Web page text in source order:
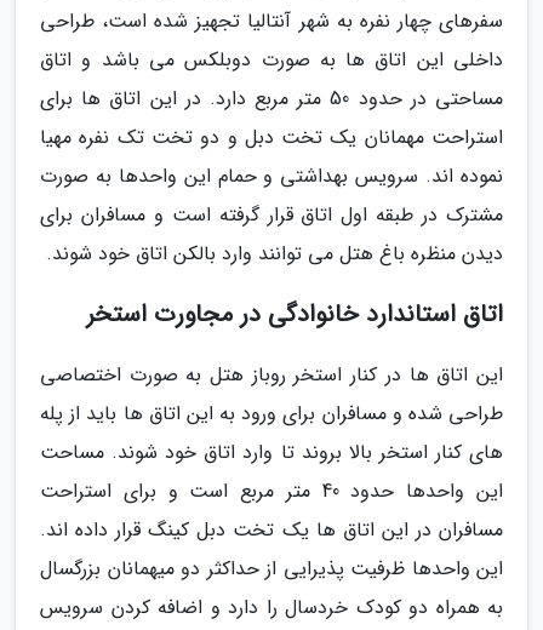
سفرهای چهار نفره به شهر آنتالیا تجهیز شده است، طراحی
داخلی این اتاق ها به صورت دوبلکس می باشد و اتاق
مساحتی در حدود 50 متر مربع دارد. در این اتاق ها برای
استراحت مهمانان یک تخت دبل و دو تخت تک نفره مهیا
نموده اند. سرویس بهداشتی و حمام این واحدها به صورت
مشترک در طبقه اول اتاق قرار گرفته است و مسافران برای
دیدن منظره باغ هتل می توانند وارد بالکن اتاق خود شوند.
اتاق استاندارد خانوادگی در مجاورت استخر
این اتاق ها در کنار استخر روباز هتل به صورت اختصاصی
طراحی شده و مسافران برای ورود به این اتاق ها باید از پله
های کنار استخر بالا بروند تا وارد اتاق خود شوند. مساحت
این واحدها حدود 40 متر مربع است و برای استراحت
مسافران در این اتاق ها یک تخت دبل کینگ قرار داده اند.
این واحدها ظرفیت پذیرایی از حداکثر دو میهمانان بزرگسال
به همراه دو کودک خردسال را دارد و اضافه کردن سرویس